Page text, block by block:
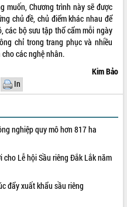
muốn, Chương trình này sẽ được
chủ đề, chủ điểm khác nhau để
các bộ sưu tập thổ cẩm mỗi ngày
chỉ trong trang phục và nhiều
các nghệ nhân.
Kim Bảo
In
nghiệp quy mô hơn 817 ha
Lễ hội Sầu riêng Đắk Lắk năm
đẩy xuất khẩu sầu riêng